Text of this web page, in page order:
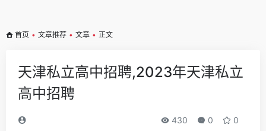
首页 • 文章推荐 • 文章 • 正文
天津私立高中招聘,2023年天津私立
高中招聘
430 0 0